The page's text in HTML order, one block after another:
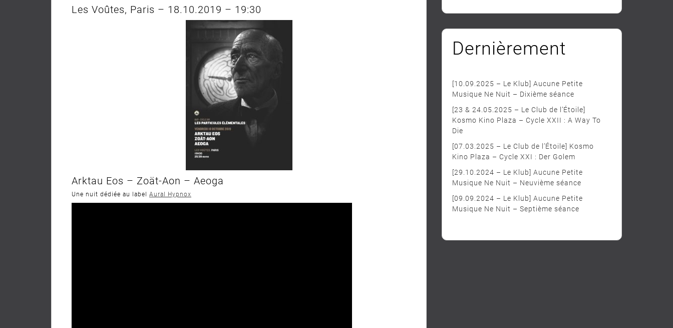
Les Voûtes, Paris – 18.10.2019 – 19:30
Arktau Eos – Zoät-Aon – Aeoga
Une nuit dédiée au label Aural Hypnox
Dernièrement
[10.09.2025 – Le Klub] Aucune Petite
Musique Ne Nuit – Dixième séance
[23 & 24.05.2025 – Le Club de l’Étoile]
Kosmo Kino Plaza – Cycle XXII : A Way To
Die
[07.03.2025 – Le Club de l’Étoile] Kosmo
Kino Plaza – Cycle XXI : Der Golem
[29.10.2024 – Le Klub] Aucune Petite
Musique Ne Nuit – Neuvième séance
[09.09.2024 – Le Klub] Aucune Petite
Musique Ne Nuit – Septième séance